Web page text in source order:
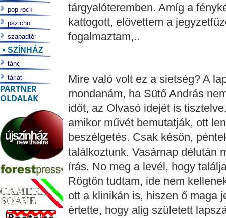
tárgyalóteremben. Amíg a
kattogott, elővettem a
fogalmaztam,..
Mire való volt ez a sietség? A
mondanám, ha Sütő András
időt, az Olvasó idejét is
amikor művét bemutatják, ott
beszélgetés. Csak későn,
találkoztunk. Vasárnap délután
írás. No meg a levél, hogy
Rögtön tudtam, ide nem
ott a klinikán is, hiszen ő maga
értette, hogy alig született
pop-rock
pszicho
szabadtér
SZÍNHÁZ
tánc
tárlat
PARTNER
OLDALAK